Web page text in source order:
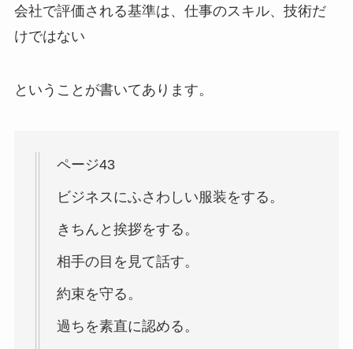
会社で評価される基準は、仕事のスキル、技術だ
けではない
ということが書いてあります。
ページ43
ビジネスにふさわしい服装をする。
きちんと挨拶をする。
相手の目を見て話す。
約束を守る。
過ちを素直に認める。